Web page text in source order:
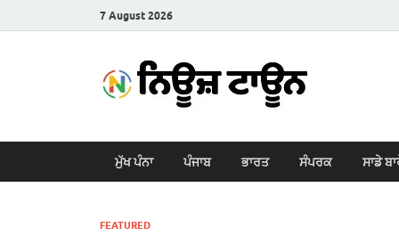
7 August 2026
ਮੁੱਖ ਪੰਨਾ ਪੰਜਾਬ ਭਾਰਤ ਸੰਪਰਕ ਸਾਡੇ
FEATURED